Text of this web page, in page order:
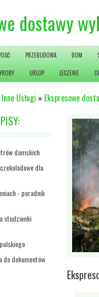
dostawy
PRZEBUDOWA DOM
URLOP LECZENIE
Inne Usługi » Ekspresowe
damskich
dla
- poradnik
studzienki
do dokumentów